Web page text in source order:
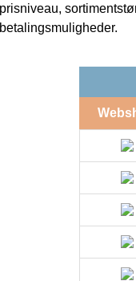
prisniveau,
betalingsmuligheder.